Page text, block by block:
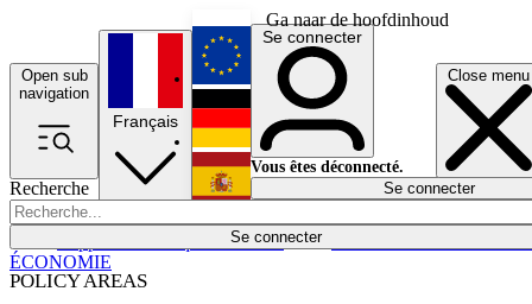
Ga naar de hoofdinhoud
Open sub
navigation
Close menu
Recherche
Se connecter
POLICY AREAS
Économie
Français
English
Deutsch
Español
Se connecter
Vous êtes déconnecté.
Se connecter
ÉCONOMIE